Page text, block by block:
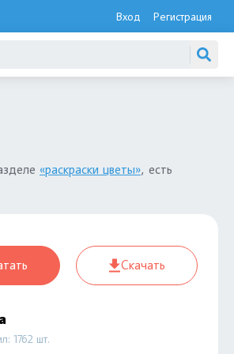
Вход Регистрация
«раскраски цветы», есть
Скачать
1762 шт.